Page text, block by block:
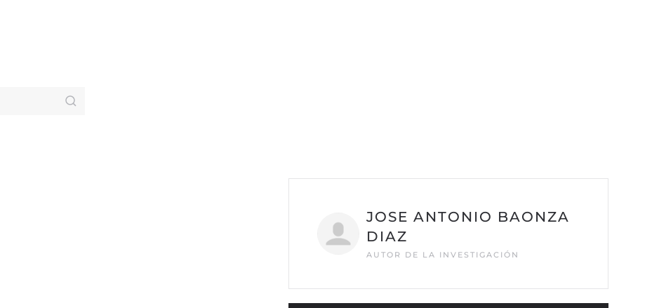
JOSE ANTONIO BAONZA
DIAZ
AUTOR DE LA INVESTIGACIÓN